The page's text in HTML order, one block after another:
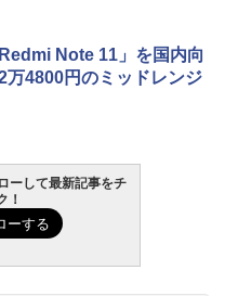
Note 11」を国内向
4800円のミッドレンジ
ーして最新記事をチ
！